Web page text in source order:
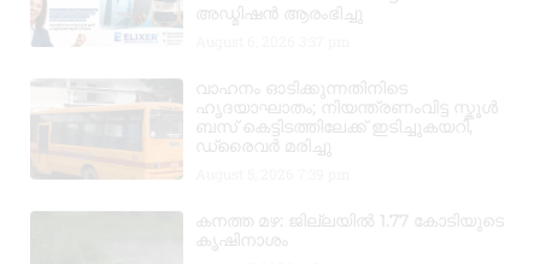
അഡ്മിഷൻ ആരംഭിച്ചു
വാഹനം ഓടിക്കുന്നതിനിടെ
ഹൃദയാഘാതം; നിയന്ത്രണംവിട്ട സ്കൂൾ
ബസ് കെട്ടിടത്തിലേക്ക് ഇടിച്ചുകയറി,
ഡ്രൈവർ മരിച്ചു
കനത്ത മഴ: ജില്ലയിൽ 1.77 കോടിയുടെ
കൃഷിനാശം